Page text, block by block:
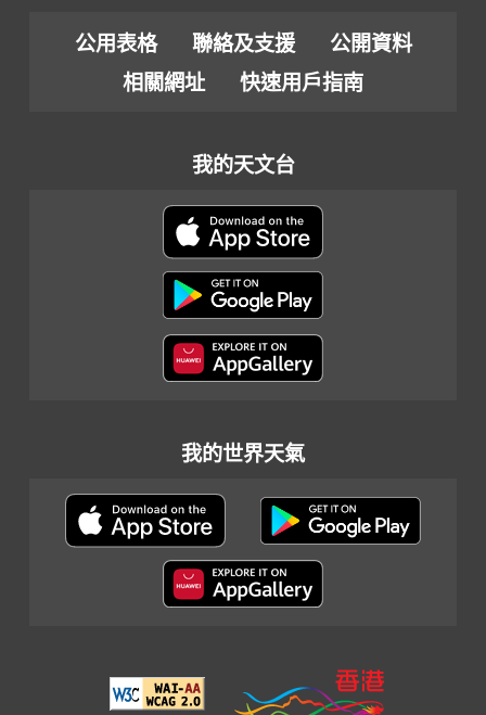
公用表格 聯絡及支援
公開資料
相關網址
快速用戶指南
我的天文台
我的世界天氣